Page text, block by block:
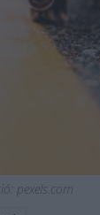
pexels.com